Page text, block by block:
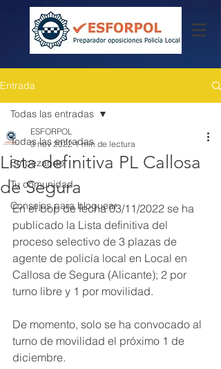
Entrada
Todas las entradas
Empezando
Tu comunidad
Consejos para bloguear
Todas las entradas
Lista definitiva PL Callosa
de Segura
ESFORPOL
3 nov 2022 1 min de lectura
En el bop de fecha 03/11/2022 se ha
publicado la Lista definitiva del
proceso selectivo de 3 plazas de
agente de policía local en Local en
Callosa de Segura (Alicante); 2 por
turno libre y 1 por movilidad.
De momento, solo se ha convocado al
turno de movilidad el próximo 1 de
diciembre.